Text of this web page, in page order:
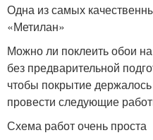
Одна из самых
«Метилан»
Можно ли поклеить обои
без предварительной
чтобы покрытие
провести следующие
Схема работ очень проста